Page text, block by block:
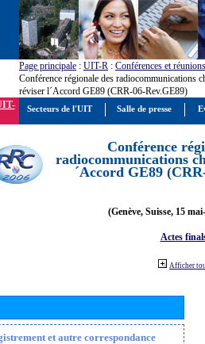
Page principale : UIT-R : Conférences et réunions
Conférence régionale des radiocommunications
réviser l´Accord GE89 (CRR-06-Rev.GE89)
Conférence
radiocommunications
´Accord GE89
(Genève, Suisse, 15
Actes
Afficher
et autre correspondance
Secteurs de l'UIT Salle de presse